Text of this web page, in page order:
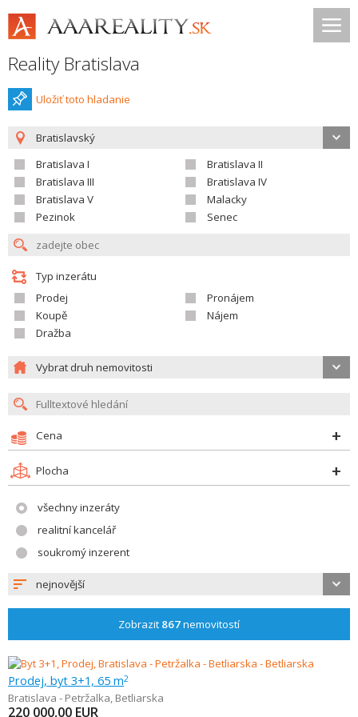
Reality Bratislava
Uložiť toto hladanie
Bratislavský
Bratislava I
Bratislava II
Bratislava III
Bratislava IV
Bratislava V
Malacky
Pezinok
Senec
Typ inzerátu
Prodej
Pronájem
Koupě
Nájem
Dražba
Vybrat druh nemovitosti
Cena
Plocha
všechny inzeráty
realitní kancelář
soukromý inzerent
nejnovější
Zobrazit 867nemovitostí
Prodej, byt 3+1, 65 m2
Bratislava - Petržalka, Betliarska
220 000,00 EUR